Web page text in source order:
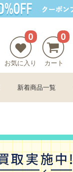
0
お気に入り
0
カート
新着商品一覧